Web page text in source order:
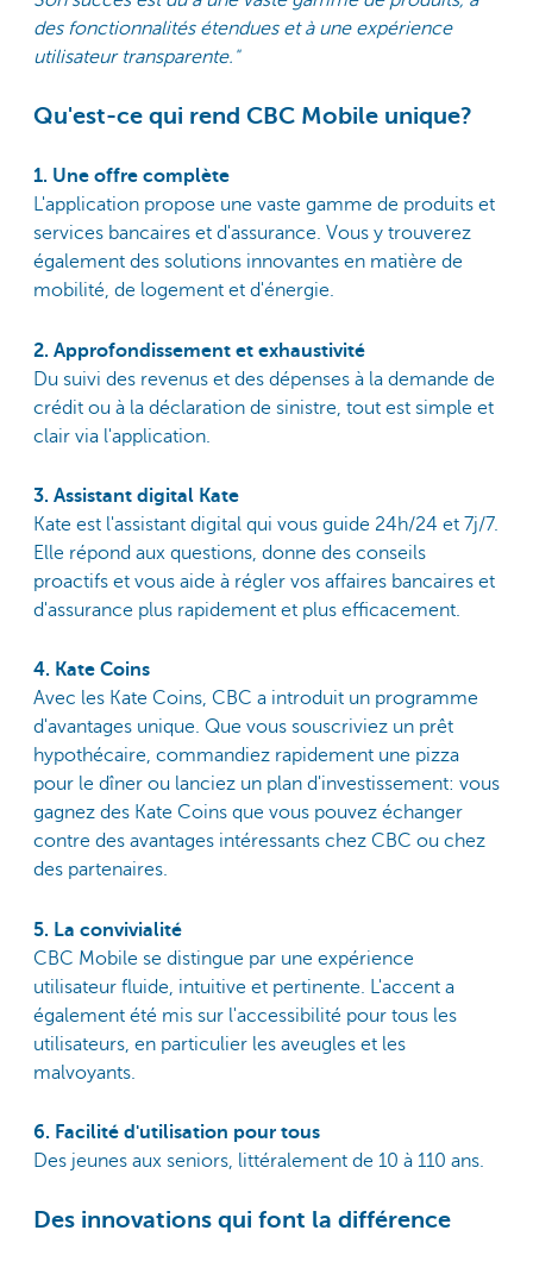
des fonctionnalités étendues et à une expérience
utilisateur transparente."
Qu'est-ce qui rend CBC Mobile unique?
1. Une offre complète
L'application propose une vaste gamme de produits et
services bancaires et d'assurance. Vous y trouverez
également des solutions innovantes en matière de
mobilité, de logement et d'énergie.
2. Approfondissement et exhaustivité
Du suivi des revenus et des dépenses à la demande de
crédit ou à la déclaration de sinistre, tout est simple et
clair via l'application.
3. Assistant digital Kate
Kate est l'assistant digital qui vous guide 24h/24 et 7j/7.
Elle répond aux questions, donne des conseils
proactifs et vous aide à régler vos affaires bancaires et
d'assurance plus rapidement et plus efficacement.
4. Kate Coins
Avec les Kate Coins, CBC a introduit un programme
d'avantages unique. Que vous souscriviez un prêt
hypothécaire, commandiez rapidement une pizza
pour le dîner ou lanciez un plan d'investissement: vous
gagnez des Kate Coins que vous pouvez échanger
contre des avantages intéressants chez CBC ou chez
des partenaires.
5. La convivialité
CBC Mobile se distingue par une expérience
utilisateur fluide, intuitive et pertinente. L'accent a
également été mis sur l'accessibilité pour tous les
utilisateurs, en particulier les aveugles et les
malvoyants.
6. Facilité d'utilisation pour tous
Des jeunes aux seniors, littéralement de 10 à 110 ans.
Des innovations qui font la différence